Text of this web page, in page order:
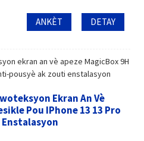
ANKÈT DETAY
Ekran An Vè
Pou IPhone 13 13 Pro